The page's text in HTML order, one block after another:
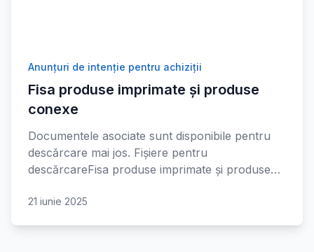
Anunțuri de intenție pentru achiziții
Fisa produse imprimate și produse
conexe
Documentele asociate sunt disponibile pentru
descărcare mai jos. Fișiere pentru
descărcareFisa produse imprimate și produse…
21 iunie 2025